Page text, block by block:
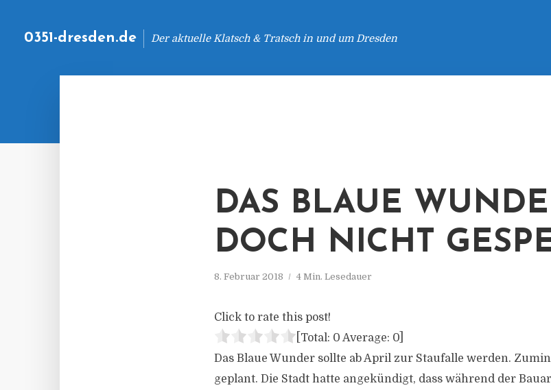
0351-dresden.de Der aktuelle Klatsch & Tratsch in und um Dresden
DAS BLAUE
DOCH NICHT
8. Februar 2018 4 Min. Lesedauer
Click to rate this post!
[Total: 0 Average: 0
Das Blaue Wunder sollte ab April zur Staufalle werden.
geplant. Die Stadt hatte angekündigt, dass während der